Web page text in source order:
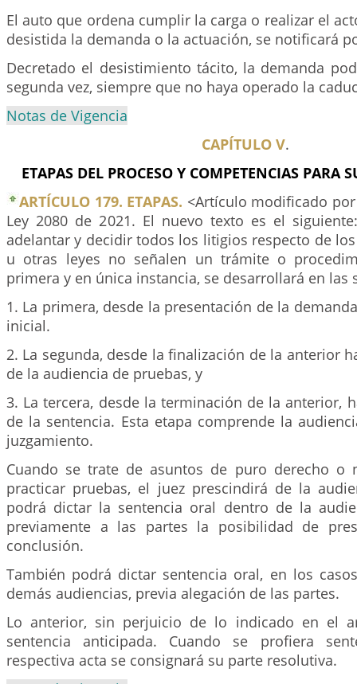
El auto que ordena cumplir la carga o realizar el
desistida la demanda o la actuación, se notificará
Decretado el desistimiento tácito, la demanda
segunda vez, siempre que no haya operado la
Notas de Vigencia
CAPÍTULO V.
ETAPAS DEL PROCESO Y COMPETENCIAS PARA
ARTÍCULO 179. ETAPAS. <Artículo modificado
Ley 2080 de 2021. El nuevo texto es el
adelantar y decidir todos los litigios respecto de
u otras leyes no señalen un trámite o
primera y en única instancia, se desarrollará en las
1. La primera, desde la presentación de la
inicial.
2. La segunda, desde la finalización de la anterior
de la audiencia de pruebas, y
3. La tercera, desde la terminación de la anterior,
de la sentencia. Esta etapa comprende la
juzgamiento.
Cuando se trate de asuntos de puro derecho o
practicar pruebas, el juez prescindirá de la
podrá dictar la sentencia oral dentro de la
previamente a las partes la posibilidad de
conclusión.
También podrá dictar sentencia oral, en los
demás audiencias, previa alegación de las partes.
Lo anterior, sin perjuicio de lo indicado en el
sentencia anticipada. Cuando se profiera
respectiva acta se consignará su parte resolutiva.